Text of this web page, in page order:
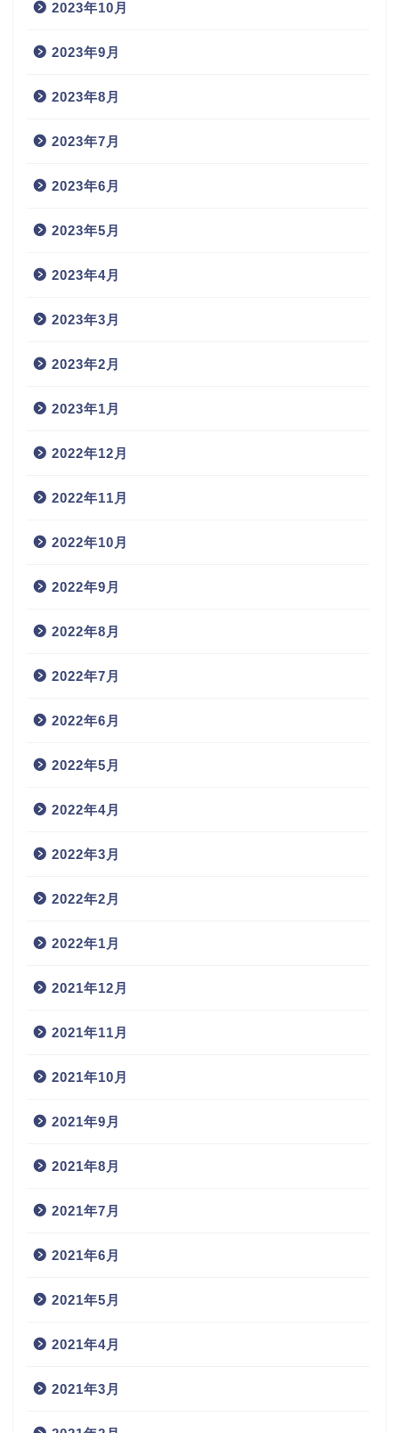
2023年10月
2023年9月
2023年8月
2023年7月
2023年6月
2023年5月
2023年4月
2023年3月
2023年2月
2023年1月
2022年12月
2022年11月
2022年10月
2022年9月
2022年8月
2022年7月
2022年6月
2022年5月
2022年4月
2022年3月
2022年2月
2022年1月
2021年12月
2021年11月
2021年10月
2021年9月
2021年8月
2021年7月
2021年6月
2021年5月
2021年4月
2021年3月